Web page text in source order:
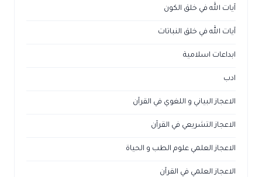
آيات الله في خلق الكون
آيات الله في خلق النباتات
ابداعات اسلامية
ادب
الاعجاز البياني و اللغوي في القرآن
الاعجاز التشريعي في القرآن
الاعجاز العلمي علوم الطب و الحياة
الاعجاز العلمي في القرآن